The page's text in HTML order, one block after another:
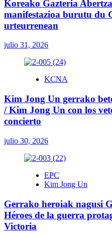
Koreako Gazteria
manifestazioa burutu du
urteurrenean
julio 31, 2026
KCNA
Kim Jong Un gerrako
/ Kim Jong Un con los
concierto
julio 30, 2026
EPC
Kim Jong Un
Gerrako heroiak nagusi
Héroes de la guerra
Victoria